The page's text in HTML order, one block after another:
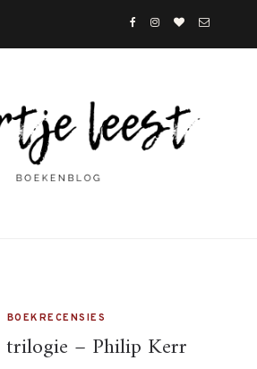
BOEKRECENSIES
trilogie – Philip Kerr